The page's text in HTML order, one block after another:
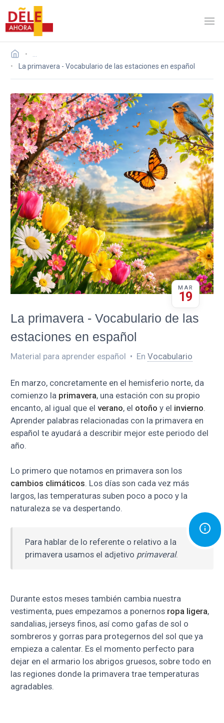
La primavera - Vocabulario de las estaciones en español
MAR
19
La primavera - Vocabulario de las
estaciones en español
Material para aprender español • En Vocabulario
En marzo, concretamente en el hemisferio norte, da
comienzo la primavera, una estación con su propio
encanto, al igual que el verano, el otoño y el invierno.
Aprender palabras relacionadas con la primavera en
español te ayudará a describir mejor este periodo del
año.
Lo primero que notamos en primavera son los
cambios climáticos. Los días son cada vez más
largos, las temperaturas suben poco a poco y la
naturaleza se va despertando.
Para hablar de lo referente o relativo a la
primavera usamos el adjetivo primaveral.
Durante estos meses también cambia nuestra
vestimenta, pues empezamos a ponernos ropa ligera,
sandalias, jerseys finos, así como gafas de sol o
sombreros y gorras para protegernos del sol que ya
empieza a calentar. Es el momento perfecto para
dejar en el armario los abrigos gruesos, sobre todo en
las regiones donde la primavera trae temperaturas
agradables.